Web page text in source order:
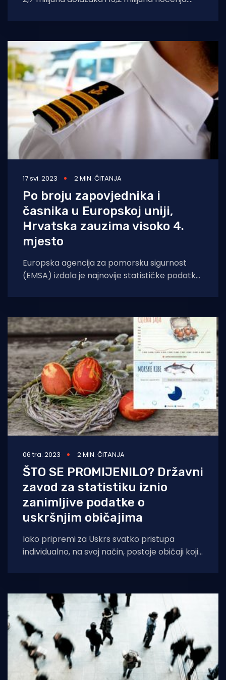
17 svi. 2023 2 MIN. ČITANJA
Po broju zapovjednika i
časnika u Europskoj uniji,
Hrvatska zauzima visoko 4.
mjesto
Europska agencija za pomorsku sigurnost
(EMSA) izdala je najnovije statističke podatke
Hrvatska
06 tra. 2023 2 MIN. ČITANJA
ŠTO SE PROMIJENILO? Državni
zavod za statistiku iznio
zanimljive podatke o
uskršnjim običajima
Iako pripremi za Uskrs svatko pristupa
individualno, na svoj način, postoje običaji koji